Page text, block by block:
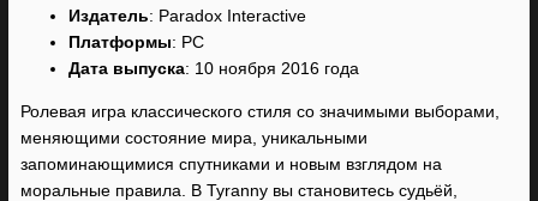
Издатель: Paradox Interactive
Платформы: PC
Дата выпуска: 10 ноября 2016 года
Ролевая игра классического стиля со значимыми выборами,
меняющими состояние мира, уникальными
запоминающимися спутниками и новым взглядом на
моральные правила. В Tyranny вы становитесь судьёй,